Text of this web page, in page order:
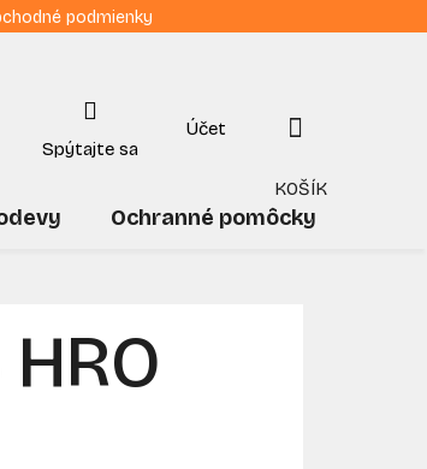
podmienky
NÁKUPNÝ
KOŠÍK
Ochranné pomôcky